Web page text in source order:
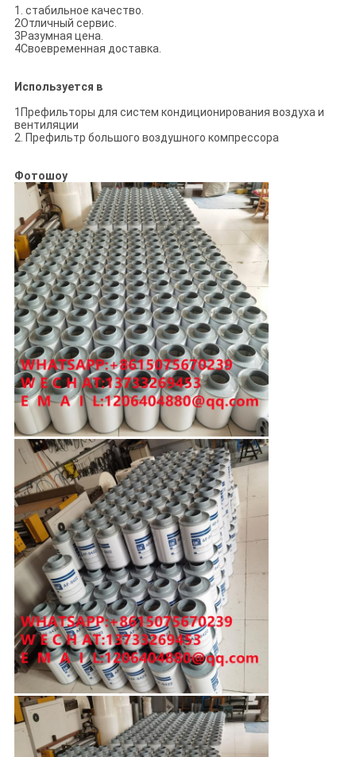
1. стабильное качество.
2Отличный сервис.
3Разумная цена.
4Своевременная доставка.
Используется в
1Префильторы для систем кондиционирования воздуха и
вентиляции
2. Префильтр большого воздушного компрессора
Фотошоу